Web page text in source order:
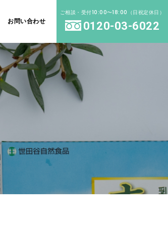
お問い合わせ
ご相談・受付10:00〜18:00（日祝定休日）
0120-03-6022